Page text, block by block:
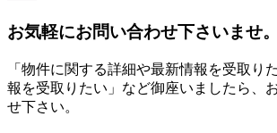
お気軽にお問い合わせ下さいませ。
「物件に関する詳細や最新情報を受取り
報を受取りたい」など御座いましたら、
せ下さい。